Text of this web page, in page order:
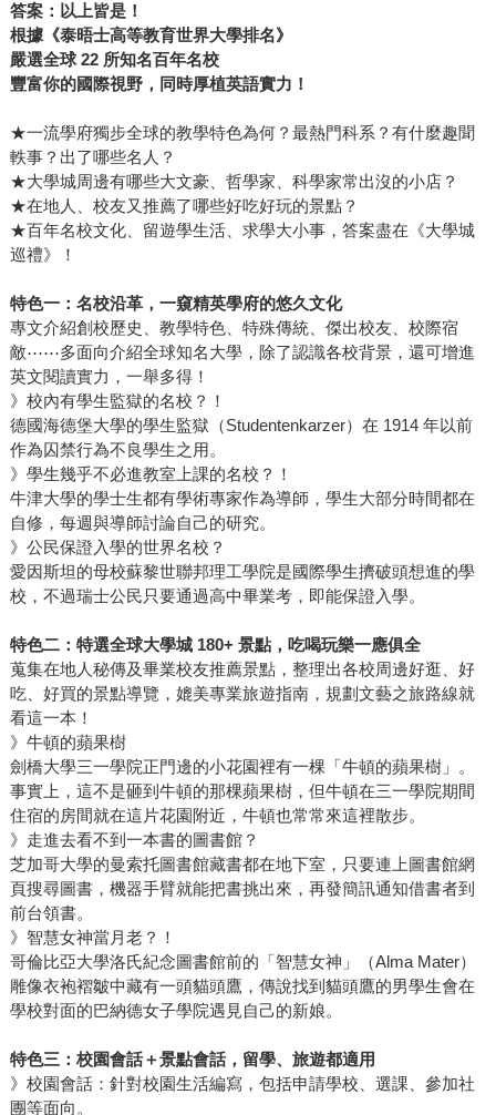
答案：以上皆是！
根據《泰晤士高等教育世界大學排名》
嚴選全球 22 所知名百年名校
豐富你的國際視野，同時厚植英語實力！
★一流學府獨步全球的教學特色為何？最熱門科系？有什麼趣聞
軼事？出了哪些名人？
★大學城周邊有哪些大文豪、哲學家、科學家常出沒的小店？
★在地人、校友又推薦了哪些好吃好玩的景點？
★百年名校文化、留遊學生活、求學大小事，答案盡在《大學城
巡禮》！
特色一：名校沿革，一窺精英學府的悠久文化
專文介紹創校歷史、教學特色、特殊傳統、傑出校友、校際宿
敵⋯⋯多面向介紹全球知名大學，除了認識各校背景，還可增進
英文閱讀實力，一舉多得！
》校內有學生監獄的名校？！
德國海德堡大學的學生監獄（Studentenkarzer）在 1914 年以前
作為囚禁行為不良學生之用。
》學生幾乎不必進教室上課的名校？！
牛津大學的學士生都有學術專家作為導師，學生大部分時間都在
自修，每週與導師討論自己的研究。
》公民保證入學的世界名校？
愛因斯坦的母校蘇黎世聯邦理工學院是國際學生擠破頭想進的學
校，不過瑞士公民只要通過高中畢業考，即能保證入學。
特色二：特選全球大學城 180+ 景點，吃喝玩樂一應俱全
蒐集在地人秘傳及畢業校友推薦景點，整理出各校周邊好逛、好
吃、好買的景點導覽，媲美專業旅遊指南，規劃文藝之旅路線就
看這一本！
》牛頓的蘋果樹
劍橋大學三一學院正門邊的小花園裡有一棵「牛頓的蘋果樹」。
事實上，這不是砸到牛頓的那棵蘋果樹，但牛頓在三一學院期間
住宿的房間就在這片花園附近，牛頓也常常來這裡散步。
》走進去看不到一本書的圖書館？
芝加哥大學的曼索托圖書館藏書都在地下室，只要連上圖書館網
頁搜尋圖書，機器手臂就能把書挑出來，再發簡訊通知借書者到
前台領書。
》智慧女神當月老？！
哥倫比亞大學洛氏紀念圖書館前的「智慧女神」（Alma Mater）
雕像衣袍褶皺中藏有一頭貓頭鷹，傳說找到貓頭鷹的男學生會在
學校對面的巴納德女子學院遇見自己的新娘。
特色三：校園會話＋景點會話，留學、旅遊都適用
》校園會話：針對校園生活編寫，包括申請學校、選課、參加社
團等面向。